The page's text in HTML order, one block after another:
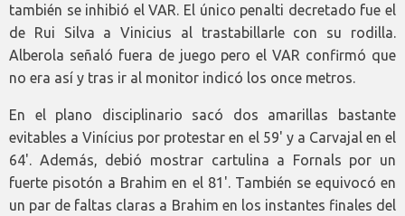
también se inhibió el VAR. El único penalti decretado fue el
de Rui Silva a Vinicius al trastabillarle con su rodilla.
Alberola señaló fuera de juego pero el VAR confirmó que
no era así y tras ir al monitor indicó los once metros.
En el plano disciplinario sacó dos amarillas bastante
evitables a Vinícius por protestar en el 59' y a Carvajal en el
64'. Además, debió mostrar cartulina a Fornals por un
fuerte pisotón a Brahim en el 81'. También se equivocó en
un par de faltas claras a Brahim en los instantes finales del